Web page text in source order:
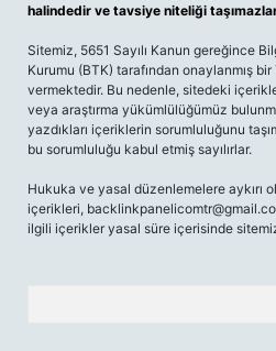
halindedir ve tavsiye niteliği
Sitemiz, 5651 Sayılı Kanun gereğince
Kurumu (BTK) tarafından onaylanmış
vermektedir. Bu nedenle, sitedeki
veya araştırma yükümlülüğümüz
yazdıkları içeriklerin sorumluluğunu
bu sorumluluğu kabul etmiş sayılırlar.
Hukuka ve yasal düzenlemelere aykırı
içerikleri,
ilgili içerikler yasal süre içerisinde